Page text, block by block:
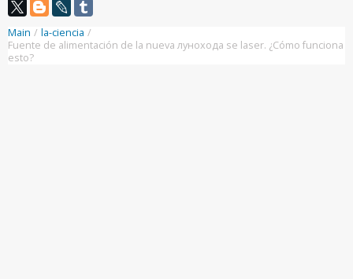
Main / la-ciencia /
Fuente de alimentación de la nueva лунохода se laser. ¿Cómo funciona
esto?